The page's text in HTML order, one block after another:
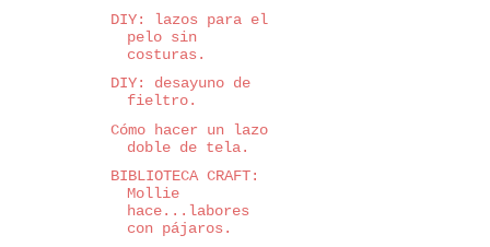
DIY: lazos para el
pelo sin
costuras.
DIY: desayuno de
fieltro.
Cómo hacer un lazo
doble de tela.
BIBLIOTECA CRAFT:
Mollie
hace...labores
con pájaros.